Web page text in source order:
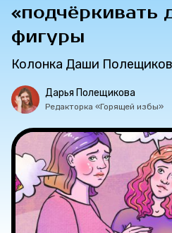
Рубрики
Тесты
Секспросвет
Великие женщины
«подчёркивать
фигуры
Колонка Даши
Дарья Полещикова
Редакторка «Горящей избы»